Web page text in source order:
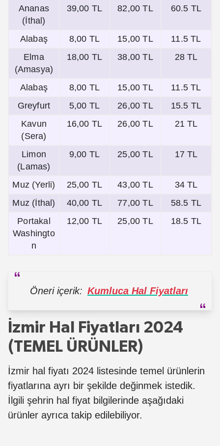
Ananas
(İthal)
39,00 TL 82,00 TL 60.5 TL
Alabaş 8,00 TL 15,00 TL
11.5 TL
Elma
(Amasya)
18,00 TL 38,00 TL 28 TL
Alabaş 8,00 TL 15,00 TL
11.5 TL
Greyfurt
5,00 TL 26,00 TL
15.5 TL
Kavun
(Sera)
16,00 TL 26,00 TL 21 TL
Limon
(Lamas)
9,00 TL 25,00 TL 17 TL
Muz (Yerli) 25,00 TL 43,00 TL
34 TL
Muz (İthal)
40,00 TL 77,00 TL
58.5 TL
Portakal
Washingto
n
12,00 TL 25,00 TL 18.5 TL
Öneri içerik: Kumluca Hal Fiyatları
İzmir Hal Fiyatları 2024
(TEMEL ÜRÜNLER)
İzmir hal fiyatı 2024 listesinde temel ürünlerin
fiyatlarına ayrı bir şekilde değinmek istedik.
İlgili şehrin hal fiyat bilgilerinde aşağıdaki
ürünler ayrıca takip edilebiliyor.